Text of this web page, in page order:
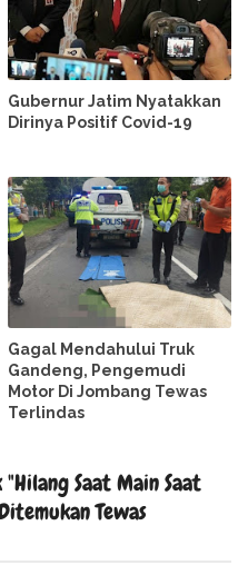
Gubernur Jatim Nyatakkan
Dirinya Positif Covid-19
Gagal Mendahului Truk
Gandeng, Pengemudi
Motor Di Jombang Tewas
Terlindas
Saat Main Saat
Tewas